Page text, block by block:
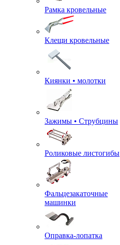
Рамка кровельные
Клещи кровельные
Киянки • молотки
Зажимы • Струбцины
Роликовые листогибы
Фальцезакаточные
машинки
Оправка-лопатка